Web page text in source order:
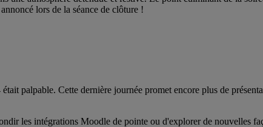
lors de la séance de clôture !
palpable. Cette dernière journée promet encore plus de
les intégrations Moodle de pointe ou d'explorer de nouvelles